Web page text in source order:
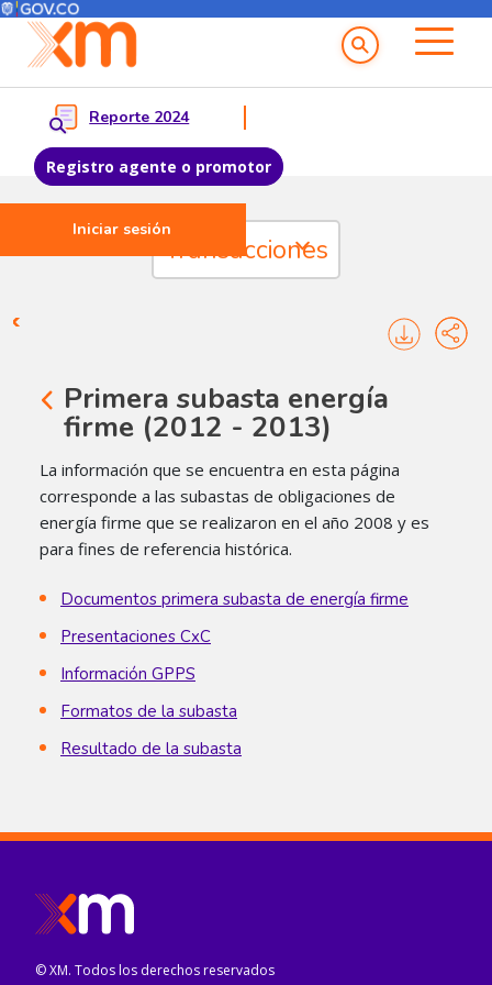
Pasar al contenido principal
Menú del Usuario
Reporte 2024
Registro agente o promotor
Iniciar sesión
Menu principal
Transacciones - Asignación
Transacciones
Primera subasta energía
firme (2012 - 2013)
La información que se encuentra en esta página
corresponde a las subastas de obligaciones de
energía firme que se realizaron en el año 2008 y es
para fines de referencia histórica.​
Documentos primera subasta de energía firme
Presentaciones CxC
Información GPPS
Formatos de la subasta
Resultado​ de la s​ubasta
© XM. Todos los derechos reservados